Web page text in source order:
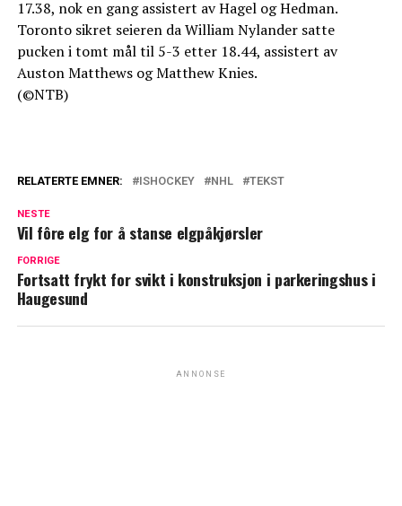
17.38, nok en gang assistert av Hagel og Hedman.
Toronto sikret seieren da William Nylander satte
pucken i tomt mål til 5-3 etter 18.44, assistert av
Auston Matthews og Matthew Knies.
(©NTB)
RELATERTE EMNER: ISHOCKEY NHL TEKST
NESTE
Vil fôre elg for å stanse elgpåkjørsler
FORRIGE
Fortsatt frykt for svikt i konstruksjon i parkeringshus i
Haugesund
ANNONSE